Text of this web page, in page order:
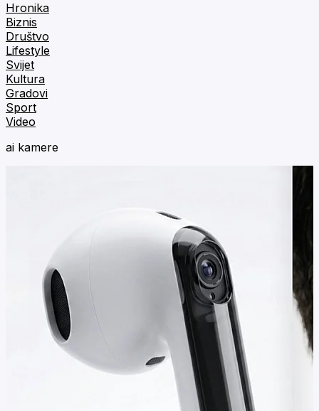
Hronika
Biznis
Društvo
Lifestyle
Svijet
Kultura
Gradovi
Sport
Video
ai kamere